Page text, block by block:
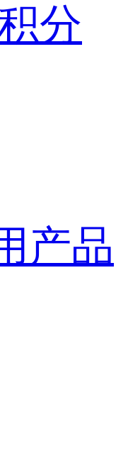
分
产品